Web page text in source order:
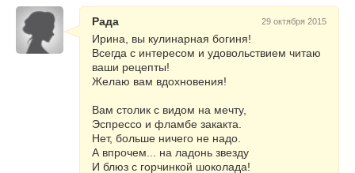
Рада 29 октября 2015
Ирина, вы кулинарная богиня!
Всегда с интересом и удовольствием читаю
ваши рецепты!
Желаю вам вдохновения!
Вам столик с видом на мечту,
Эспрессо и фламбе закакта.
Нет, больше ничего не надо.
А впрочем... на ладонь звезду
И блюз с горчинкой шоколада!